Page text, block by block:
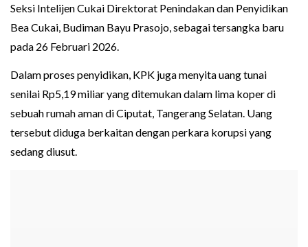
Seksi Intelijen Cukai Direktorat Penindakan dan Penyidikan
Bea Cukai, Budiman Bayu Prasojo, sebagai tersangka baru
pada 26 Februari 2026.
Dalam proses penyidikan, KPK juga menyita uang tunai
senilai Rp5,19 miliar yang ditemukan dalam lima koper di
sebuah rumah aman di Ciputat, Tangerang Selatan. Uang
tersebut diduga berkaitan dengan perkara korupsi yang
sedang diusut.